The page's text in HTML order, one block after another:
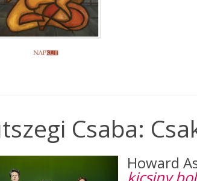
Csaba:
Howard